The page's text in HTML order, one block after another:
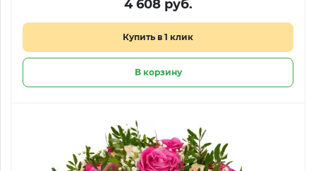
4 608 руб.
Купить в 1 клик
В корзину